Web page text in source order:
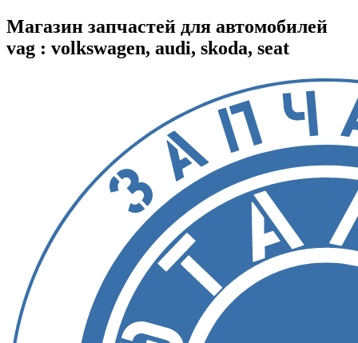
Магазин запчастей для автомобилей
vag : volkswagen, audi, skoda, seat